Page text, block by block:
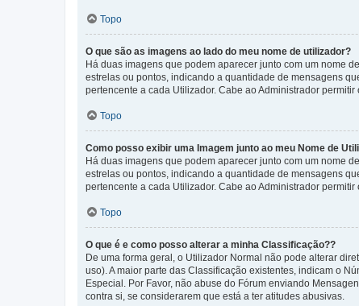
Topo
O que são as imagens ao lado do meu nome de utilizador?
Há duas imagens que podem aparecer junto com um nome
estrelas ou pontos, indicando a quantidade de mensagens
pertencente a cada Utilizador. Cabe ao Administrador
Topo
Como posso exibir uma Imagem junto ao meu Nome de
Há duas imagens que podem aparecer junto com um nome
estrelas ou pontos, indicando a quantidade de mensagens
pertencente a cada Utilizador. Cabe ao Administrador
Topo
O que é e como posso alterar a minha Classificação??
De uma forma geral, o Utilizador Normal não pode alterar
uso). A maior parte das Classificação existentes, indicam o
Especial. Por Favor, não abuse do Fórum enviando
contra si, se considerarem que está a ter atitudes abusivas.